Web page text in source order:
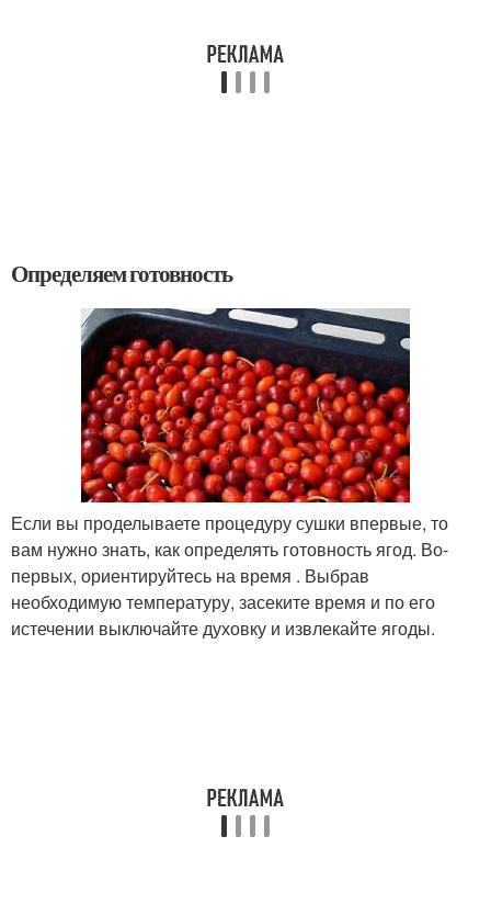
Определяем готовность
Если вы проделываете процедуру сушки впервые, то
вам нужно знать, как определять готовность ягод. Во-
первых, ориентируйтесь на время . Выбрав
необходимую температуру, засеките время и по его
истечении выключайте духовку и извлекайте ягоды.